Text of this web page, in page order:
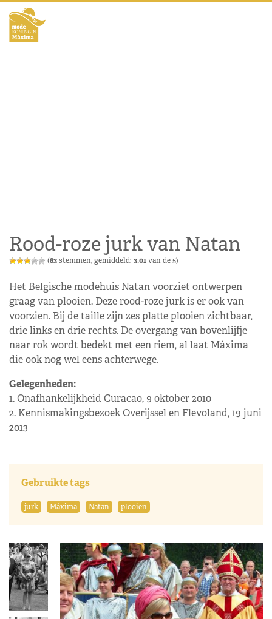
Rood-roze jurk van Natan
(83stemmen, gemiddeld: 3,01van de 5)
Het Belgische modehuis Natan voorziet ontwerpen
graag van plooien. Deze rood-roze jurk is er ook van
voorzien. Bij de taille zijn zes platte plooien zichtbaar,
drie links en drie rechts. De overgang van bovenlijfje
naar rok wordt bedekt met een riem, al laat Máxima
die ook nog wel eens achterwege.
Gelegenheden:
1. Onafhankelijkheid Curacao, 9 oktober 2010
2. Kennismakingsbezoek Overijssel en Flevoland, 19 juni
2013
Gebruikte tags
jurk Máxima Natan plooien